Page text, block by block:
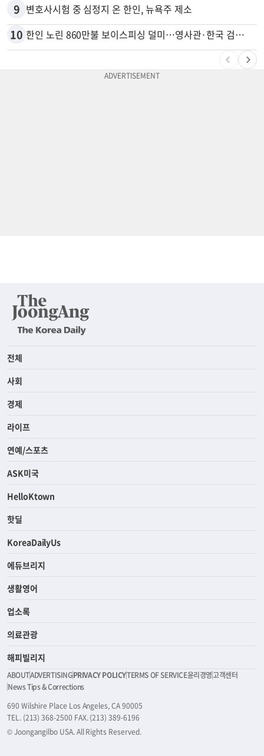
9 변호사시험 중 심정지 온 한인, 뉴욕주 제소
10 한인 노린 860만불 보이스피싱 덜미…영사관·한국 검찰 사칭
전체
사회
경제
라이프
연예/스포츠
ASK미국
HelloKtown
핫딜
KoreaDailyUs
에듀브리지
생활영어
업소록
의료관광
해피빌리지
ABOUTADVERTISINGPRIVACY POLICYTERMS OF SERVICE윤리경영고객센터
News Tips & Corrections
690 Wilshire Place Los Angeles, CA 90005
TEL. (213) 368-2500 FAX. (213) 389-6196
© Joongangilbo USA. All Rights Reserved.